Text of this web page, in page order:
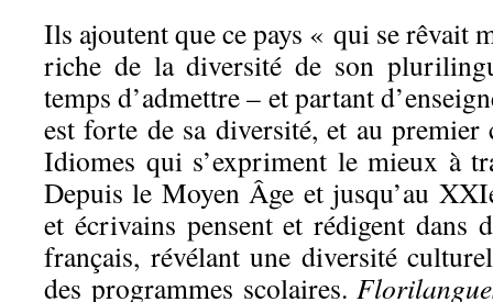
Ils ajoutent que ce pays « qui se rêvait
riche de la diversité de son
temps d’admettre – et partant
est forte de sa diversité, et au
Idiomes qui s’expriment le mieux à
Depuis le Moyen Âge et jusqu’au
et écrivains pensent et rédigent dans
français, révélant une diversité
des programmes scolaires.